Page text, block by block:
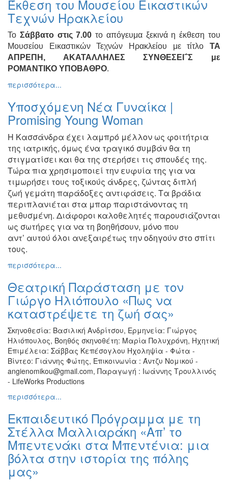
Ζωγραφική
Φωτογραφία
Τραγούδι
Μουσική
Κινηματογράφος
Χορός
Θέατρο
Παζάρι
Ειδών
Συνέδρια
Ημερίδες
-
Διημερίδες
Σεμινάρια-
Διαλέξεις-
Ομιλίες
Διάφορες
Εκθέσεις
για
Άλλες
Εκδηλώσεις
ΤΟΠΟΣ
ΜΑΣ
ΔΗΜΟΣ
ΠΟΛΙΤΙΣΜΟΣ
ΑΝΘΕΚΤΙΚΗ
ΠΟΛΗ
Έκθεση του Μουσείου Εικαστικών
Τεχνών Ηρακλείου
Το Σάββατο στις 7.00 το απόγευμα ξεκινά η έκθεση του
Μουσείου Εικαστικών Τεχνών Ηρακλείου με τίτλο ΤΑ
ΑΠΡΕΠΗ, ΑΚΑΤΑΛΛΗΛΕΣ ΣΥΝΘΕΣΕΙ΅Σ με
ΡΟΜΑΝΤΙΚΟ ΥΠΟΒΑΘΡΟ.
περισσότερα...
Υποσχόμενη Νέα Γυναίκα |
Promising Young Woman
Η Κασσάνδρα έχει λαμπρό μέλλον ως φοιτήτρια
της ιατρικής, όμως ένα τραγικό συμβάν θα τη
στιγματίσει και θα της στερήσει τις σπουδές της.
Τώρα πια χρησιμοποιεί την ευφυία της για να
τιμωρήσει τους τοξικούς άνδρες, ζώντας διπλή
ζωή γεμάτη παράδοξες αντιφάσεις. Τα βράδια
περιπλανιέται στα μπαρ παριστάνοντας τη
μεθυσμένη. Διάφοροι καλοθελητές παρουσιάζονται
ως σωτήρες για να τη βοηθήσουν, μόνο που
αντ’ αυτού όλοι ανεξαιρέτως την οδηγούν στο σπίτι
τους.
περισσότερα...
Θεατρική Παράσταση με τον
Γιώργο Ηλιόπουλο «Πως να
καταστρέψετε τη ζωή σας»
Σκηνοθεσία: Βασιλική Ανδρίτσου, Ερμηνεία: Γιώργος
Ηλιόπουλος, Βοηθός σκηνοθέτη: Mαρία Πολυχρόνη, Ηχητική
Επιμέλεια: Σάββας Κεπέσογλου Ηχοληψία - Φώτα -
Βίντεο: Γιάννης Φώτης, Επικοινωνία : Άντζυ Νομικού -
angienomikou@gmail.com, Παραγωγή : Ιωάννης Τρουλλινός
- LifeWorks Productions
περισσότερα...
Εκπαιδευτικό Πρόγραμμα με τη
Στέλλα Μαλλιαράκη «Απ’ το
Μπεντενάκι στα Μπεντένια: μια
βόλτα στην ιστορία της πόλης
μας»